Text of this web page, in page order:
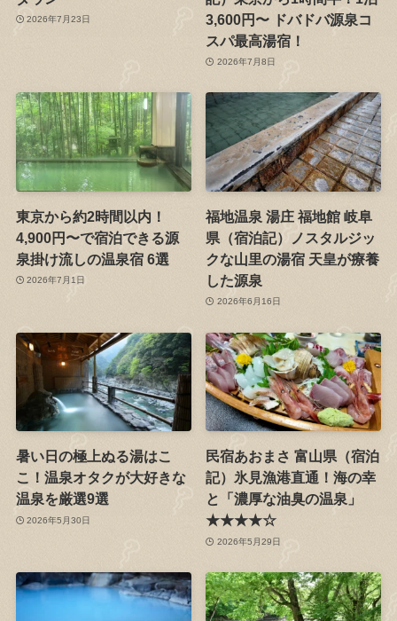
2026年7月23日
3,600円〜 ドバドバ源泉コ
スパ最高湯宿！
2026年7月8日
東京から約2時間以内！
4,900円〜で宿泊できる源
泉掛け流しの温泉宿 6選
2026年7月1日
福地温泉 湯庄 福地館 岐阜
県（宿泊記）ノスタルジッ
クな山里の湯宿 天皇が療養
した源泉
2026年6月16日
暑い日の極上ぬる湯はこ
こ！温泉オタクが大好きな
温泉を厳選9選
2026年5月30日
民宿あおまさ 富山県（宿泊
記）氷見漁港直通！海の幸
と「濃厚な油臭の温泉」
★★★★☆
2026年5月29日